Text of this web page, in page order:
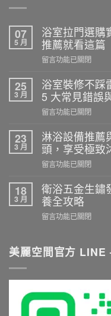
07
5 月
浴室拉門選購
推薦就看這篇
在
室
拉
門
選
實
務：
乾
分
離
施
工
與
薦
就
留言功能已關閉
25
3 月
浴室裝修不踩
5 大常見錯誤
在
室
裝
修
不
雷！
選
購
五
金
淋
浴
設
留言功能已關閉
23
3 月
淋浴設備推薦
頭，享受極致
在
浴
設
備
推
挑
從
花
留言功能已關閉
18
3 月
衛浴五金生鏽
養全攻略
在
五
金
鏽
發
霉
留言功能已關閉
美麗空間官方 LINE